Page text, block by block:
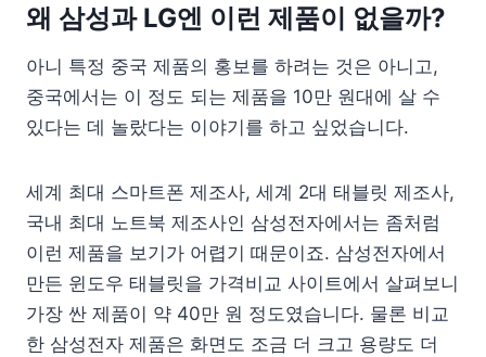
왜 삼성과 LG엔 이런 제품이 없을까?
아니 특정 중국 제품의 홍보를 하려는 것은 아니고,
중국에서는 이 정도 되는 제품을 10만 원대에 살 수
있다는 데 놀랐다는 이야기를 하고 싶었습니다.
세계 최대 스마트폰 제조사, 세계 2대 태블릿 제조사,
국내 최대 노트북 제조사인 삼성전자에서는 좀처럼
이런 제품을 보기가 어렵기 때문이죠. 삼성전자에서
만든 윈도우 태블릿을 가격비교 사이트에서 살펴보니
가장 싼 제품이 약 40만 원 정도였습니다. 물론 비교
한 삼성전자 제품은 화면도 조금 더 크고 용량도 더